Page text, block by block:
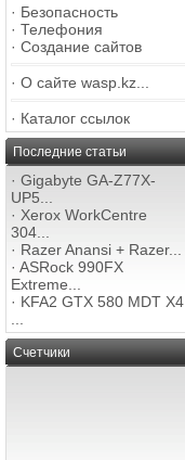
· Безопасность
· Телефония
· Создание сайтов
· О сайте wasp.kz...
· Каталог ссылок
Последние статьи
· Gigabyte GA-Z77X-
UP5...
· Xerox WorkCentre
304...
· Razer Anansi + Razer...
· ASRock 990FX
Extreme...
· KFA2 GTX 580 MDT X4
Счетчики